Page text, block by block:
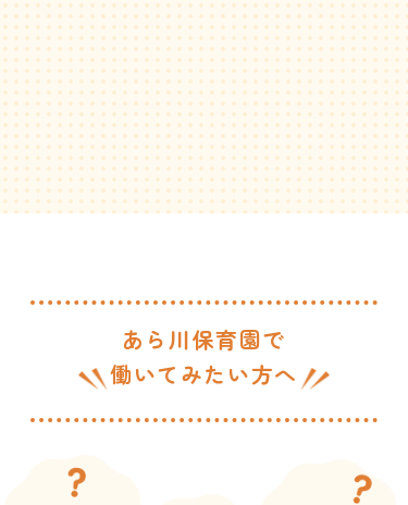
先輩保育士の声
コラム
求人一覧
よくある質問
あら川保育園で
働いてみたい方へ